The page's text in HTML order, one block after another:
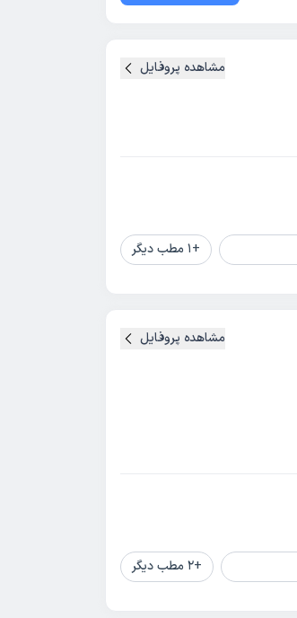
مشاهده پروفایل
+
1 مطب دیگر
مشاهده پروفایل
+
2 مطب دیگر